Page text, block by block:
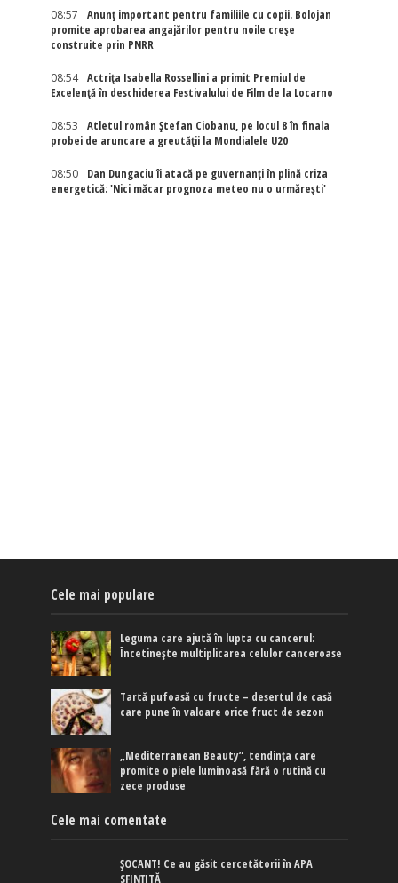
08:57
Anunț important pentru familiile cu copii. Bolojan
promite aprobarea angajărilor pentru noile creșe
construite prin PNRR
08:54
Actriţa Isabella Rossellini a primit Premiul de
Excelenţă în deschiderea Festivalului de Film de la Locarno
08:53
Atletul român Ștefan Ciobanu, pe locul 8 în finala
probei de aruncare a greutății la Mondialele U20
08:50
Dan Dungaciu îi atacă pe guvernanți în plină criza
energetică: 'Nici măcar prognoza meteo nu o urmărești'
Cele mai populare
Leguma care ajută în lupta cu cancerul:
Încetinește multiplicarea celulor canceroase
Tartă pufoasă cu fructe – desertul de casă
care pune în valoare orice fruct de sezon
„Mediterranean Beauty”, tendința care
promite o piele luminoasă fără o rutină cu
zece produse
Cele mai comentate
ȘOCANT! Ce au găsit cercetătorii în APA
SFINȚITĂ